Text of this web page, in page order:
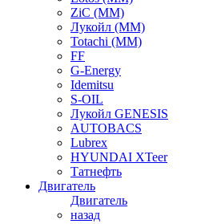
ZiC (ММ)
Лукойл (ММ)
Totachi (MM)
FF
G-Energy
Idemitsu
S-OIL
Лукойл GENESIS
AUTOBACS
Lubrex
HYUNDAI XTeer
Татнефть
Двигатель
Двигатель
назад